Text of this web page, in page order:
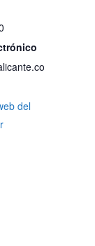
del